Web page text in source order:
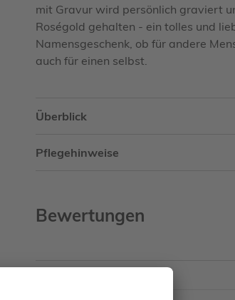
mit Gravur wird persönlich graviert
Roségold gehalten - ein tolles und
Namensgeschenk, ob für andere
auch für einen selbst.
Überblick
Pflegehinweise
Bewertungen